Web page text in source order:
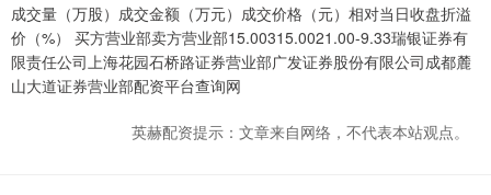
成交量（万股）成交金额（万元）成交价格（元）相对当日收盘折溢
价（%） 买方营业部卖方营业部15.00315.0021.00-9.33瑞银证券有
限责任公司上海花园石桥路证券营业部广发证券股份有限公司成都麓
山大道证券营业部配资平台查询网
英赫配资提示：文章来自网络，不代表本站观点。